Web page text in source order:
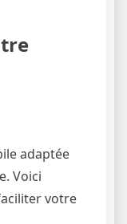
adaptée
Voici
votre